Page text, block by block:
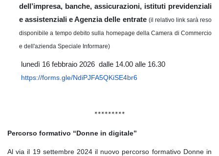
dell’impresa, banche, assicurazioni, istituti previdenziali
e assistenziali e Agenzia delle entrate (il relativo link sarà reso
disponibile a tempo debito sulla homepage della Camera di Commercio
e dell'azienda Speciale Informare)
lunedì 16 febbraio 2026 dalle 14.00 alle 16.30
https://forms.gle/NdiPJFA5QKiSE4br6
*********
Percorso formativo “Donne in digitale”
Al via il 19 settembre 2024 il nuovo percorso formativo Donne in